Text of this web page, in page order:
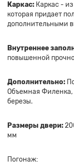
Каркас: Каркас -
которая придает
дополнительными
Внутреннее
повышенной
Дополнительно:
Объемная
березы.
Размеры двери:
мм
Погонаж: